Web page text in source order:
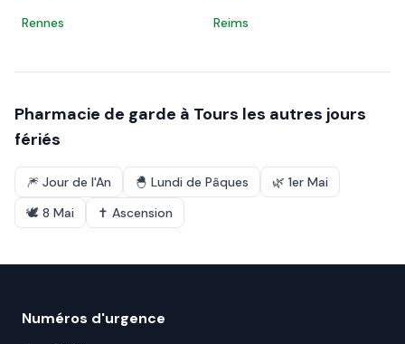
Rennes
Reims
Pharmacie de garde à Tours les autres jours
fériés
🎆 Jour de l'An 🐣 Lundi de Pâques 🌿 1er Mai
🕊️ 8 Mai ✝️ Ascension
Numéros d'urgence